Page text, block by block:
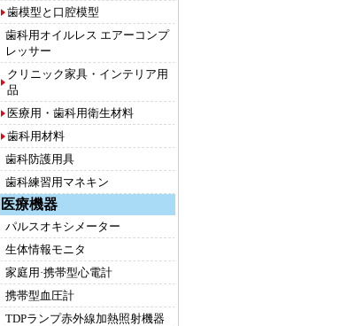
歯模型と口腔模型
歯科用オイルレス エアーコンプ
レッサー
クリニック家具・インテリア用
品
医療用・歯科用衛生材料
歯科用材料
歯科防護用具
歯科練習用マネキン
医療機器
パルスオキシメーター
生体情報モニタ
家庭用·携帯型心電計
携帯型血圧計
TDPランプ赤外線加熱照射機器